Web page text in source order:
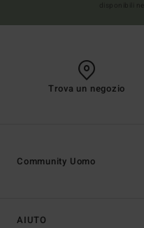
Trova un negozio
AIUTO
Community Uomo